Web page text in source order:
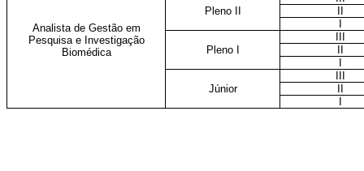
Analista de Gestão em
Pesquisa e Investigação
Biomédica
Pleno II
Pleno I
Júnior